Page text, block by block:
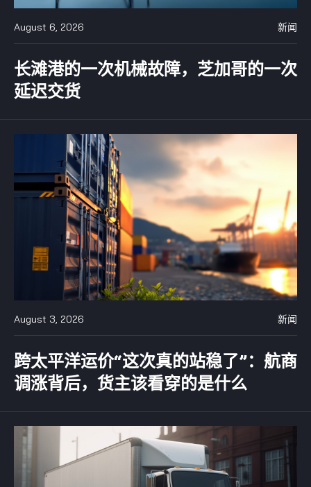
August 6, 2026 新闻
长滩港的一次机械故障，芝加哥的一次
延迟交货
August 3, 2026 新闻
跨太平洋运价“这次真的站稳了”：航商
调涨背后，货主该看穿的是什么